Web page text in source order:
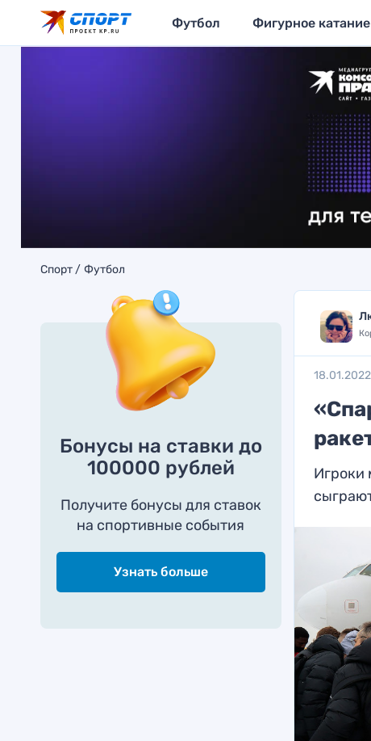
Футбол Фигурное катание
Спорт Футбол
Бонусы на ставки до
100000 рублей
Получите бонусы для ставок
на спортивные события
Узнать больше
18.01.2022
Игроки